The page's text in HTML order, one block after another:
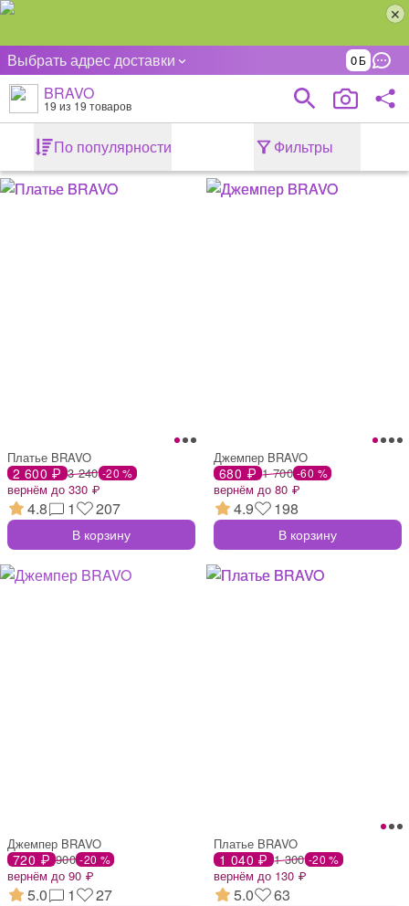
Выбрать адрес доставки 0
BRAVO
19 из 19 товаров
По популярности Фильтры
Платье BRAVO
2 600 ₽ 3 240 -20 %
вернём до 330 ₽
4.8 1 207
В корзину
Джемпер BRAVO
680 ₽ 1 700 -60 %
вернём до 80 ₽
4.9 198
В корзину
Джемпер BRAVO
720 ₽ 900 -20 %
вернём до 90 ₽
5.0 1 27
Платье BRAVO
1 040 ₽ 1 300 -20 %
вернём до 130 ₽
5.0 63